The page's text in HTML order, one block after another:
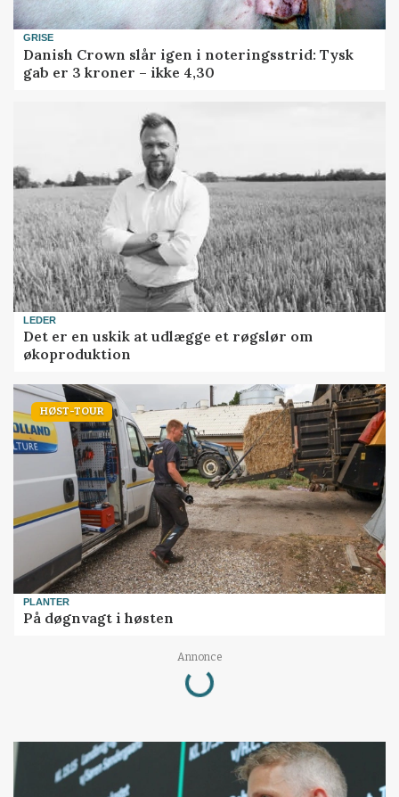
GRISE
Danish Crown slår igen i noteringsstrid: Tysk
gab er 3 kroner – ikke 4,30
LEDER
Det er en uskik at udlægge et røgslør om
økoproduktion
HØST-TOUR
PLANTER
På døgnvagt i høsten
Annonce
Loading...